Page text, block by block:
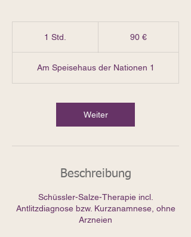
1 Std.
d
90 €
Am Speisehaus der Nationen 1
Weiter
Beschreibung
Schüssler-Salze-Therapie incl.
Antlitzdiagnose bzw. Kurzanamnese, ohne
Arzneien